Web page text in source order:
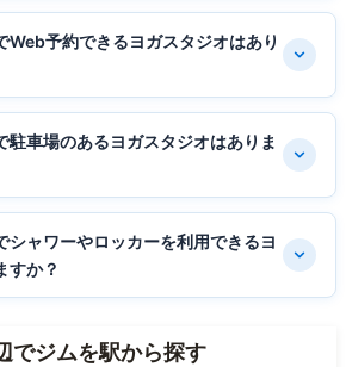
Web予約できるヨガスタジオはあり
駐車場のあるヨガスタジオはありま
シャワーやロッカーを利用できるヨ
すか？
でジムを駅から探す